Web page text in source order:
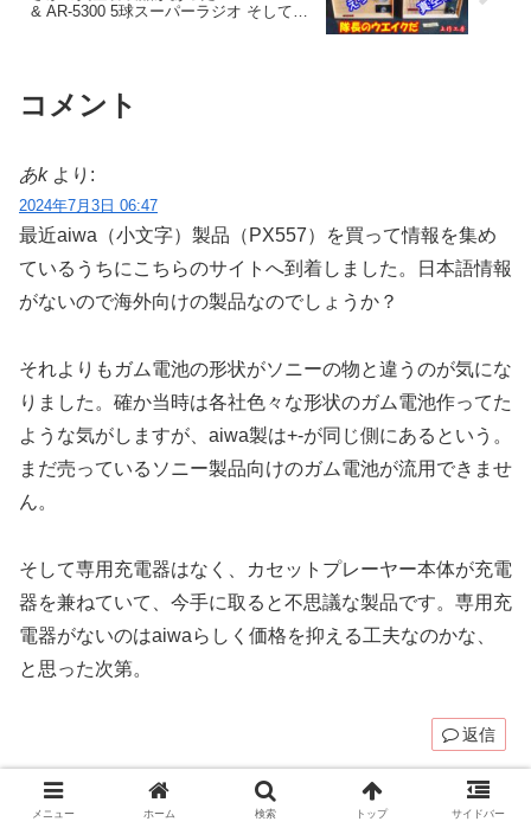
& AR-5300 5球スーパーラジオ そして宮
コメント
あk より:
2024年7月3日 06:47
最近aiwa（小文字）製品（PX557）を買って情報を集め
ているうちにこちらのサイトへ到着しました。日本語情報
がないので海外向けの製品なのでしょうか？
それよりもガム電池の形状がソニーの物と違うのが気にな
りました。確か当時は各社色々な形状のガム電池作ってた
ような気がしますが、aiwa製は+-が同じ側にあるという。
まだ売っているソニー製品向けのガム電池が流用できませ
ん。
そして専用充電器はなく、カセットプレーヤー本体が充電
器を兼ねていて、今手に取ると不思議な製品です。専用充
電器がないのはaiwaらしく価格を抑える工夫なのかな、
と思った次第。
返信
ウエイク より:
メニュー ホーム 検索 トップ サイドバー